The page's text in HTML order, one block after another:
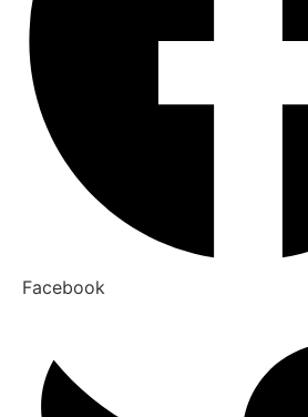
Facebook